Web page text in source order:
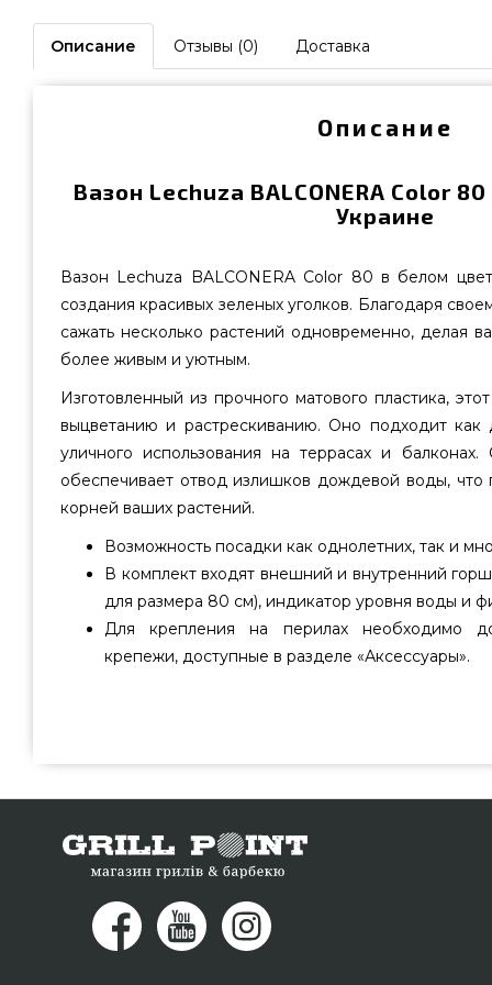
Описание Отзывы (0) Доставка
Описание
Вазон Lechuza BALCONERA Color
Украине
Вазон Lechuza BALCONERA Color 80 в белом
создания красивых зеленых уголков. Благодаря
сажать несколько растений одновременно, делая
более живым и уютным.
Изготовленный из прочного матового пластика,
выцветанию и растрескиванию. Оно подходит
уличного использования на террасах и
обеспечивает отвод излишков дождевой воды, что
корней ваших растений.
Возможность посадки как однолетних, так и
В комплект входят внешний и внутренний
для размера 80 см), индикатор уровня воды и
Для крепления на перилах необходимо
крепежи, доступные в разделе «Аксессуары».
грилей и мангалов GrillPoint. Смотрите и
цветов в онлайн магазине Гриль Поинт. Напишите
Кривой Рог, Винница